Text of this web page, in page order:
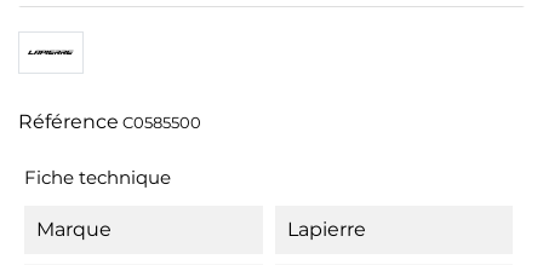
Référence C0585500
Fiche technique
Marque Lapierre